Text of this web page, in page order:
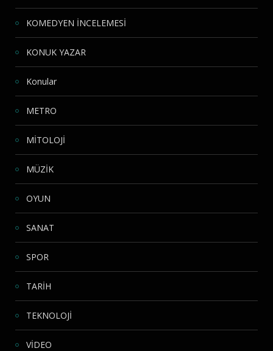
KOMEDYEN İNCELEMESİ
KONUK YAZAR
Konular
METRO
MİTOLOJİ
MÜZİK
OYUN
SANAT
SPOR
TARİH
TEKNOLOJİ
VİDEO